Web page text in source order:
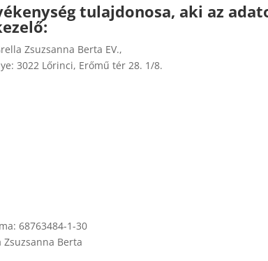
tulajdonosa, aki az
Zsuzsanna Berta EV.,
3022 Lőrinci, Erőmű tér 28. 1/8.
68763484-1-30
Berta